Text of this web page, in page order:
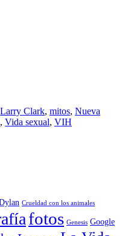
Larry Clark, mitos, Nueva
, Vida sexual, VIH
Crueldad con los animales
fotos Genesis Google